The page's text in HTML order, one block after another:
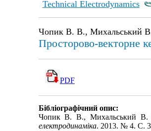
Technical Electrodynamics
Чопик В. В., Михальський
Просторово-векторне
PDF
Бібліографічний опис:
Чопик В. В., Михальський В.
електродинаміка. 2013. № 4. С.